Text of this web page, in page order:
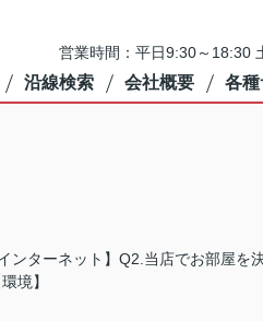
営業時間：平日9:30～18:30
沿線検索 会社概要 各種
ンターネット】Q2.当店でお部屋を
境】